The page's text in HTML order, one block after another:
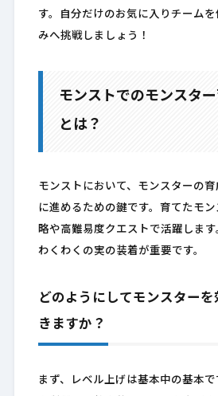
す。自分だけのお気に入りチーム
みへ挑戦しましょう！
モンストでのモンスタ
とは？
モンストにおいて、モンスターの
に進めるための鍵です。育てたモ
略や高難易度クエストで活躍しま
わくわくの実の装着が重要です。
どのようにしてモンスター
きますか？
まず、レベル上げは基本中の基本で